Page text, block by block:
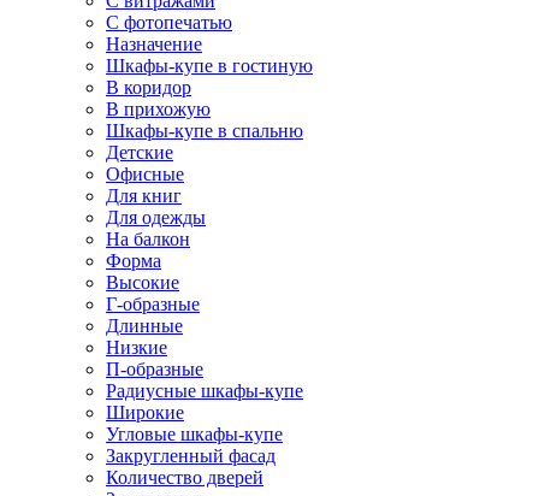
С фотопечатью
Назначение
Шкафы-купе в гостиную
В коридор
В прихожую
Шкафы-купе в спальню
Детские
Офисные
Для книг
Для одежды
На балкон
Форма
Высокие
Г-образные
Длинные
Низкие
П-образные
Радиусные шкафы-купе
Широкие
Угловые шкафы-купе
Закругленный фасад
Количество дверей